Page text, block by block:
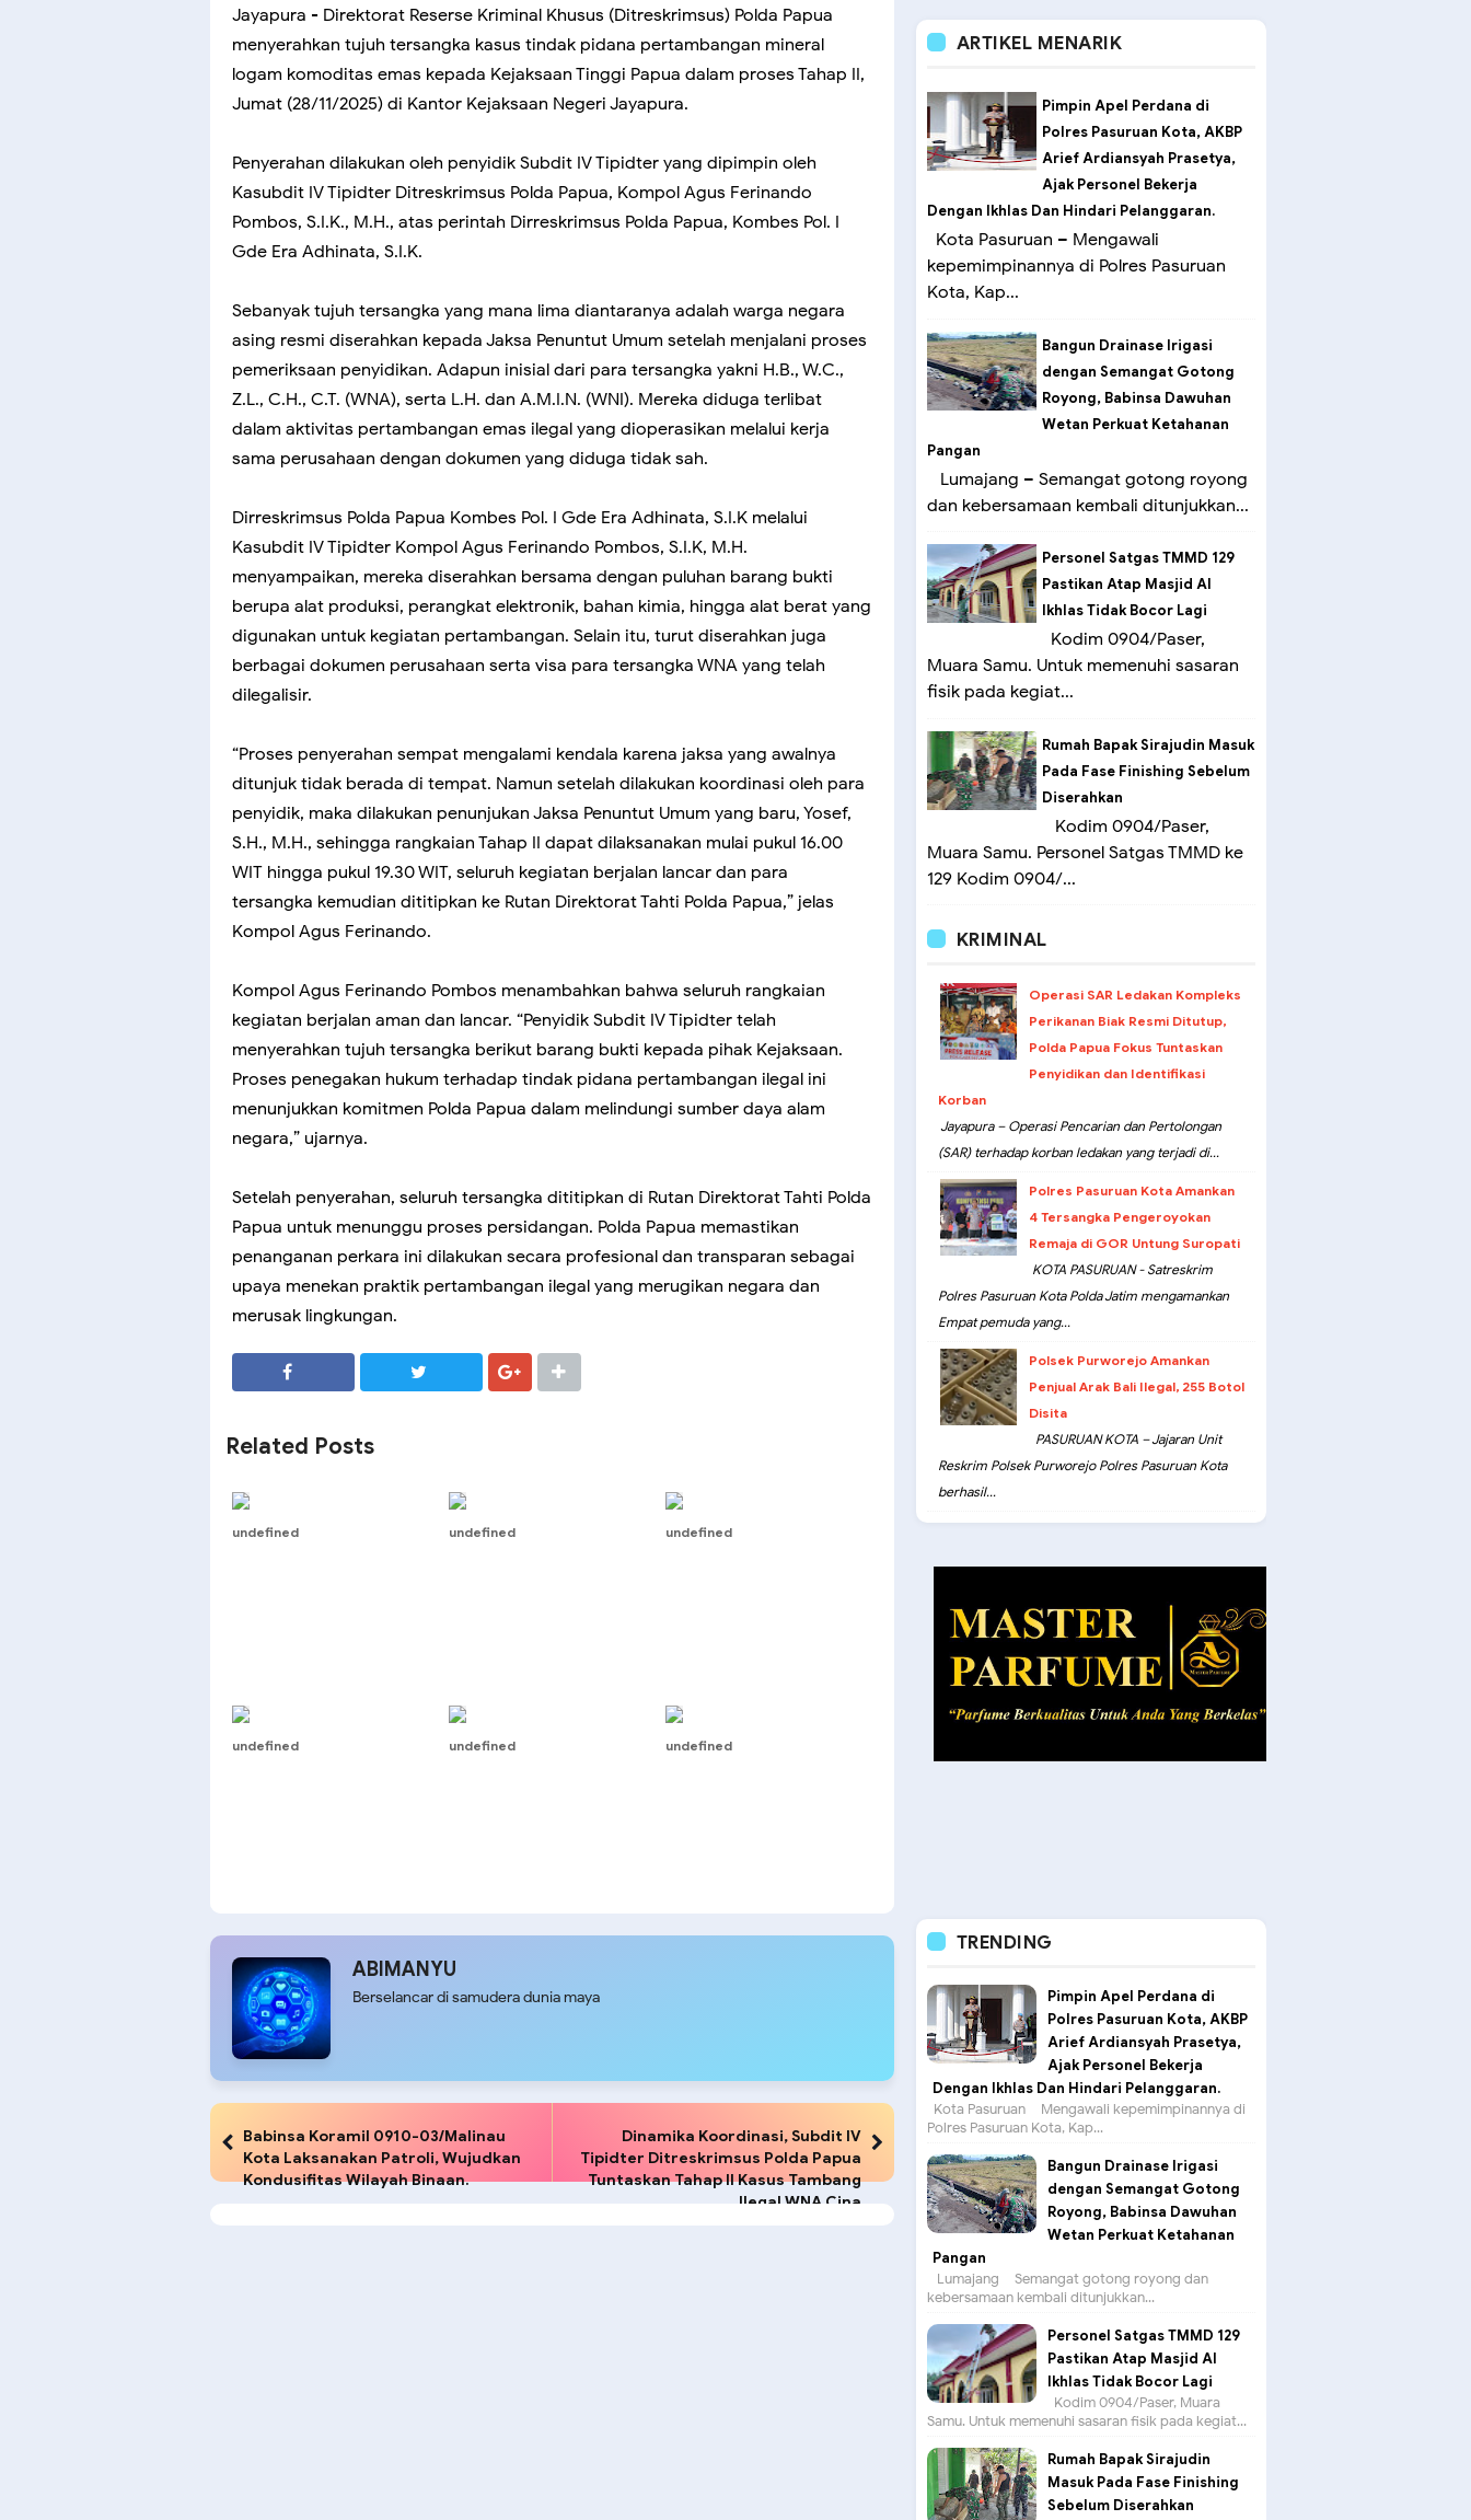
Jayapura - Direktorat Reserse Kriminal Khusus (Ditreskrimsus) Polda Papua
menyerahkan tujuh tersangka kasus tindak pidana pertambangan mineral
logam komoditas emas kepada Kejaksaan Tinggi Papua dalam proses Tahap II,
Jumat (28/11/2025) di Kantor Kejaksaan Negeri Jayapura.
Penyerahan dilakukan oleh penyidik Subdit IV Tipidter yang dipimpin oleh
Kasubdit IV Tipidter Ditreskrimsus Polda Papua, Kompol Agus Ferinando
Pombos, S.I.K., M.H., atas perintah Dirreskrimsus Polda Papua, Kombes Pol. I
Gde Era Adhinata, S.I.K.
Sebanyak tujuh tersangka yang mana lima diantaranya adalah warga negara
asing resmi diserahkan kepada Jaksa Penuntut Umum setelah menjalani proses
pemeriksaan penyidikan. Adapun inisial dari para tersangka yakni H.B., W.C.,
Z.L., C.H., C.T. (WNA), serta L.H. dan A.M.I.N. (WNI). Mereka diduga terlibat
dalam aktivitas pertambangan emas ilegal yang dioperasikan melalui kerja
sama perusahaan dengan dokumen yang diduga tidak sah.
Dirreskrimsus Polda Papua Kombes Pol. I Gde Era Adhinata, S.I.K melalui
Kasubdit IV Tipidter Kompol Agus Ferinando Pombos, S.I.K, M.H.
menyampaikan, mereka diserahkan bersama dengan puluhan barang bukti
berupa alat produksi, perangkat elektronik, bahan kimia, hingga alat berat yang
digunakan untuk kegiatan pertambangan. Selain itu, turut diserahkan juga
berbagai dokumen perusahaan serta visa para tersangka WNA yang telah
dilegalisir.
“Proses penyerahan sempat mengalami kendala karena jaksa yang awalnya
ditunjuk tidak berada di tempat. Namun setelah dilakukan koordinasi oleh para
penyidik, maka dilakukan penunjukan Jaksa Penuntut Umum yang baru, Yosef,
S.H., M.H., sehingga rangkaian Tahap II dapat dilaksanakan mulai pukul 16.00
WIT hingga pukul 19.30 WIT, seluruh kegiatan berjalan lancar dan para
tersangka kemudian dititipkan ke Rutan Direktorat Tahti Polda Papua,” jelas
Kompol Agus Ferinando.
Kompol Agus Ferinando Pombos menambahkan bahwa seluruh rangkaian
kegiatan berjalan aman dan lancar. “Penyidik Subdit IV Tipidter telah
menyerahkan tujuh tersangka berikut barang bukti kepada pihak Kejaksaan.
Proses penegakan hukum terhadap tindak pidana pertambangan ilegal ini
menunjukkan komitmen Polda Papua dalam melindungi sumber daya alam
negara,” ujarnya.
Setelah penyerahan, seluruh tersangka dititipkan di Rutan Direktorat Tahti Polda
Papua untuk menunggu proses persidangan. Polda Papua memastikan
penanganan perkara ini dilakukan secara profesional dan transparan sebagai
upaya menekan praktik pertambangan ilegal yang merugikan negara dan
merusak lingkungan.
Related Posts
undefined undefined undefined
undefined undefined undefined
ABIMANYU
Berselancar di samudera dunia maya
Babinsa Koramil 0910-03/Malinau
Kota Laksanakan Patroli, Wujudkan
Kondusifitas Wilayah Binaan.
Dinamika Koordinasi, Subdit IV
Tipidter Ditreskrimsus Polda Papua
Tuntaskan Tahap II Kasus Tambang
Ilegal WNA Cina
ARTIKEL MENARIK
Pimpin Apel Perdana di
Polres Pasuruan Kota, AKBP
Arief Ardiansyah Prasetya,
Ajak Personel Bekerja
Dengan Ikhlas Dan Hindari Pelanggaran.
Kota Pasuruan – Mengawali
kepemimpinannya di Polres Pasuruan
Kota, Kap...
Bangun Drainase Irigasi
dengan Semangat Gotong
Royong, Babinsa Dawuhan
Wetan Perkuat Ketahanan
Pangan
Lumajang – Semangat gotong royong
dan kebersamaan kembali ditunjukkan...
Personel Satgas TMMD 129
Pastikan Atap Masjid Al
Ikhlas Tidak Bocor Lagi
Kodim 0904/Paser,
Muara Samu. Untuk memenuhi sasaran
fisik pada kegiat...
Rumah Bapak Sirajudin Masuk
Pada Fase Finishing Sebelum
Diserahkan
Kodim 0904/Paser,
Muara Samu. Personel Satgas TMMD ke
129 Kodim 0904/...
KRIMINAL
Operasi SAR Ledakan Kompleks
Perikanan Biak Resmi Ditutup,
Polda Papua Fokus Tuntaskan
Penyidikan dan Identifikasi
Korban
Jayapura – Operasi Pencarian dan Pertolongan
(SAR) terhadap korban ledakan yang terjadi di...
Polres Pasuruan Kota Amankan
4 Tersangka Pengeroyokan
Remaja di GOR Untung Suropati
KOTA PASURUAN - Satreskrim
Polres Pasuruan Kota Polda Jatim mengamankan
Empat pemuda yang...
Polsek Purworejo Amankan
Penjual Arak Bali Ilegal, 255 Botol
Disita
PASURUAN KOTA – Jajaran Unit
Reskrim Polsek Purworejo Polres Pasuruan Kota
berhasil...
TRENDING
Pimpin Apel Perdana di
Polres Pasuruan Kota, AKBP
Arief Ardiansyah Prasetya,
Ajak Personel Bekerja
Dengan Ikhlas Dan Hindari Pelanggaran.
Kota Pasuruan – Mengawali kepemimpinannya di
Polres Pasuruan Kota, Kap...
Bangun Drainase Irigasi
dengan Semangat Gotong
Royong, Babinsa Dawuhan
Wetan Perkuat Ketahanan
Pangan
Lumajang – Semangat gotong royong dan
kebersamaan kembali ditunjukkan...
Personel Satgas TMMD 129
Pastikan Atap Masjid Al
Ikhlas Tidak Bocor Lagi
Kodim 0904/Paser, Muara
Samu. Untuk memenuhi sasaran fisik pada kegiat...
Rumah Bapak Sirajudin
Masuk Pada Fase Finishing
Sebelum Diserahkan